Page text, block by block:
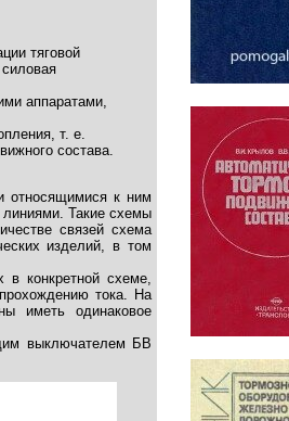
тяговой
аппаратами,
т. е.
состава.
относящимися к ним
Такие схемы
связей схема
изделий, в том
в конкретной схеме,
тока. На
иметь одинаковое
выключателем БВ